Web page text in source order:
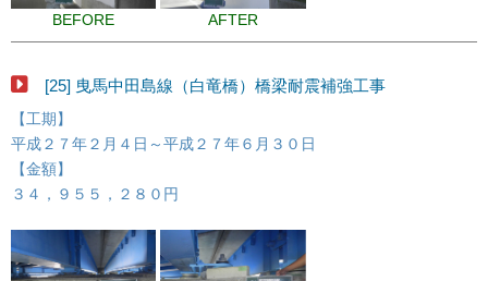
BEFORE AFTER
[25] 曳馬中田島線（白竜橋）橋梁耐震補強工事
【工期】
平成２７年２月４日～平成２７年６月３０日
【金額】
３４，９５５，２８０円